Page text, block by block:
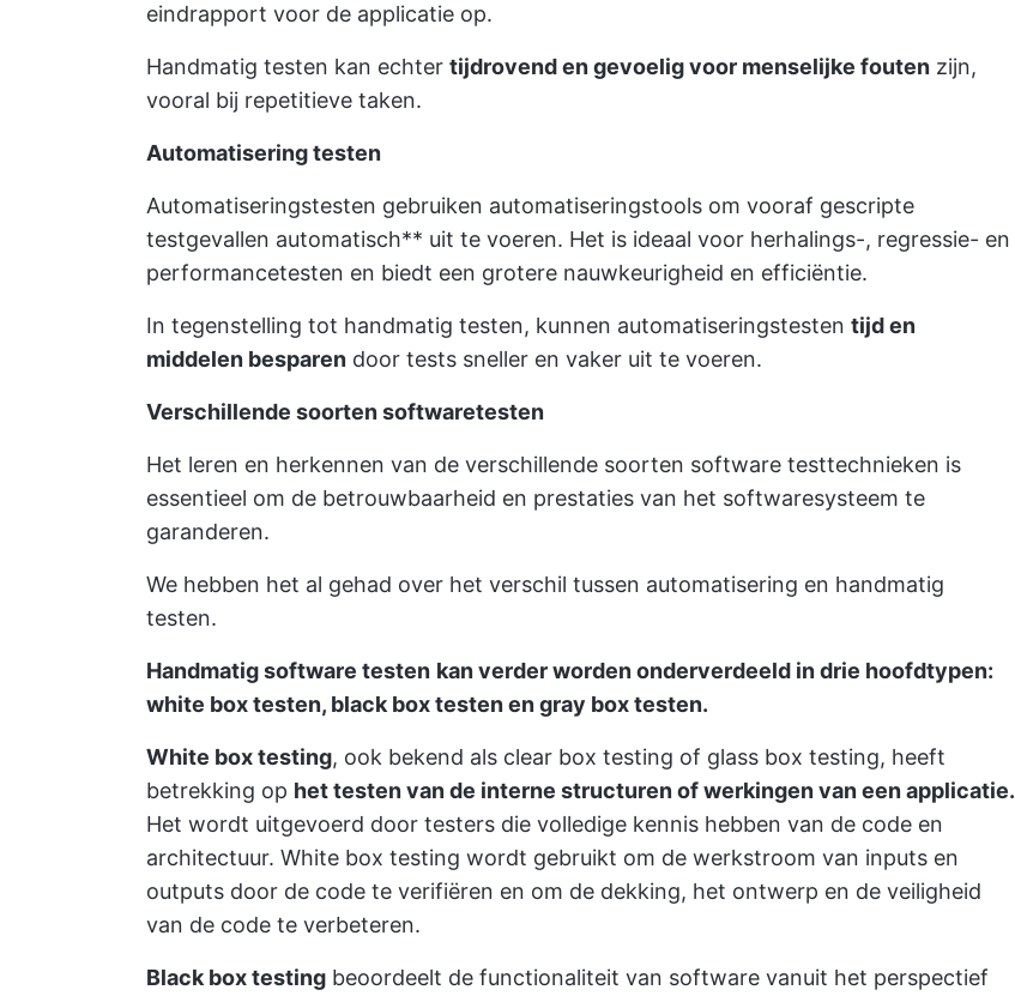
eindrapport voor de applicatie op.
Handmatig testen kan echter tijdrovend en gevoelig voor menselijke fouten zijn,
vooral bij repetitieve taken.
Automatisering testen
Automatiseringstesten gebruiken automatiseringstools om vooraf gescripte
testgevallen automatisch** uit te voeren. Het is ideaal voor herhalings-, regressie- en
performancetesten en biedt een grotere nauwkeurigheid en efficiëntie.
In tegenstelling tot handmatig testen, kunnen automatiseringstesten tijd en
middelen besparen door tests sneller en vaker uit te voeren.
Verschillende soorten softwaretesten
Het leren en herkennen van de verschillende soorten software testtechnieken is
essentieel om de betrouwbaarheid en prestaties van het softwaresysteem te
garanderen.
We hebben het al gehad over het verschil tussen automatisering en handmatig
testen.
Handmatig software testen kan verder worden onderverdeeld in drie hoofdtypen:
white box testen, black box testen en gray box testen.
White box testing, ook bekend als clear box testing of glass box testing, heeft
betrekking op het testen van de interne structuren of werkingen van een applicatie.
Het wordt uitgevoerd door testers die volledige kennis hebben van de code en
architectuur. White box testing wordt gebruikt om de werkstroom van inputs en
outputs door de code te verifiëren en om de dekking, het ontwerp en de veiligheid
van de code te verbeteren.
Black box testing beoordeelt de functionaliteit van software vanuit het perspectief